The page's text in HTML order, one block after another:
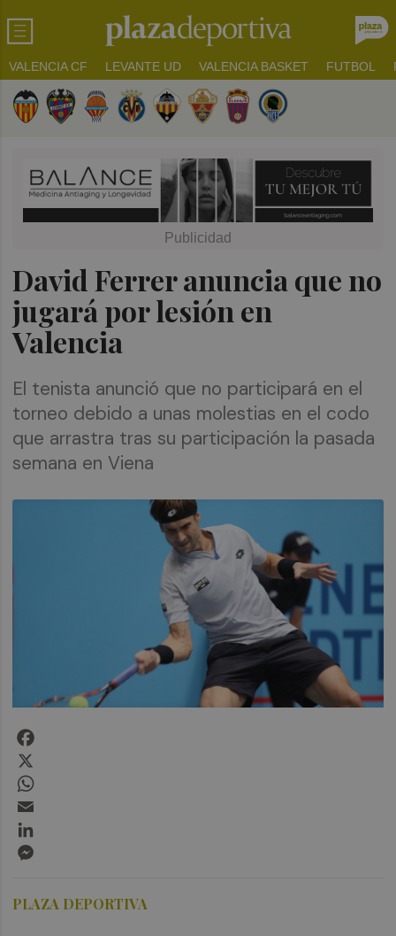
VALENCIA CF LEVANTE UD VALENCIA BASKET FUTBOL
David Ferrer anuncia que no
jugará por lesión en
Valencia
El tenista anunció que no participará en el
torneo debido a unas molestias en el codo
que arrastra tras su participación la pasada
semana en Viena
PLAZA DEPORTIVA